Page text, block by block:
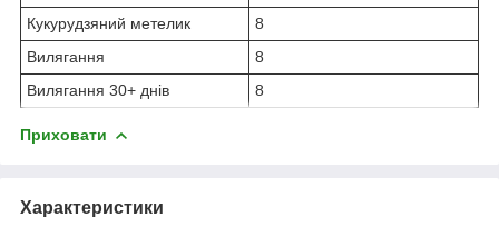
Кукурудзяний метелик
8
Вилягання
8
Вилягання 30+ днів
8
Приховати
Характеристики